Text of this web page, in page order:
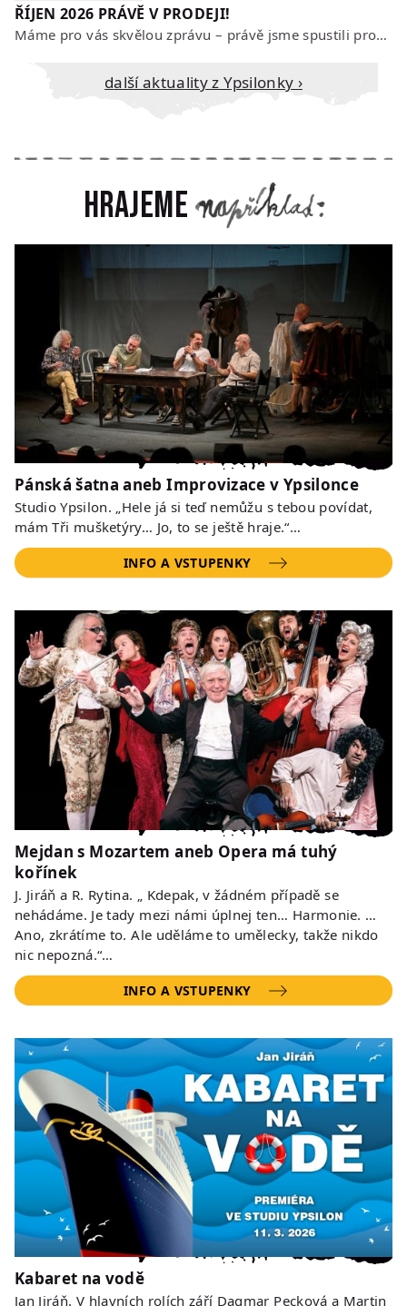
ŘÍJEN 2026 PRÁVĚ V PRODEJI!
Máme pro vás skvělou zprávu – právě jsme spustili prodej vstupenek na říjen…
Další aktuality z Ypsilonky ›
Hrajeme
Pánská šatna aneb Improvizace v Ypsilonce
Studio Ypsilon. „Hele já si teď nemůžu s tebou povídat,
mám Tři mušketýry… Jo, to se ještě hraje.“…
INFO A VSTUPENKY
Mejdan s Mozartem aneb Opera má tuhý
kořínek
J. Jiráň a R. Rytina. „ Kdepak, v žádném případě se
nehádáme. Je tady mezi námi úplnej ten… Harmonie. …
Ano, zkrátíme to. Ale uděláme to umělecky, takže nikdo
nic nepozná.“…
INFO A VSTUPENKY
Kabaret na vodě
Jan Jiráň. V hlavních rolích září Dagmar Pecková a Martin